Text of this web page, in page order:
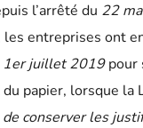
l’arrêté du 22
les entreprises ont
1er juillet 2019pour
papier, lorsque la
conserver les